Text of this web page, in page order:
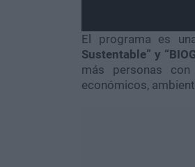
El programa es
Sustentable” y
más personas
económicos,